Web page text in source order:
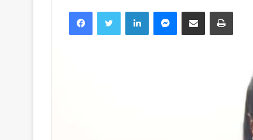
FacebookTwitter LinkedInMessenger
Share via Email Print